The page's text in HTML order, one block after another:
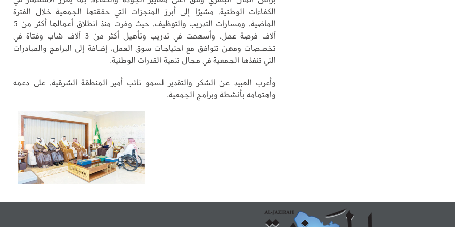
الكفاءات الوطنية، مشيرًا إلى أبرز المنجزات التي حققتها الجمعية خلال الفترة
الماضية، ومسارات التدريب والتوظيف، حيث وفرت منذ انطلاق أعمالها أكثر من 5
آلاف فرصة عمل، وأسهمت في تدريب وتأهيل أكثر من 3 آلاف شاب وفتاة في
تخصصات ومهن تتوافق مع احتياجات سوق العمل، إضافة إلى البرامج والمبادرات
التي تنفذها الجمعية في مجال تنمية القدرات الوطنية.
وأعرب العبيد عن الشكر والتقدير لسمو نائب أمير المنطقة الشرقية، على دعمه
واهتمامه بأنشطة وبرامج الجمعية.